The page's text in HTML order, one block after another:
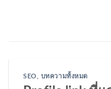
SEO บทความทั้งหมด